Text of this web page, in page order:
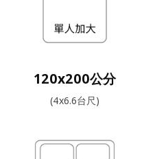
120x200公分
(4x6.6台尺)